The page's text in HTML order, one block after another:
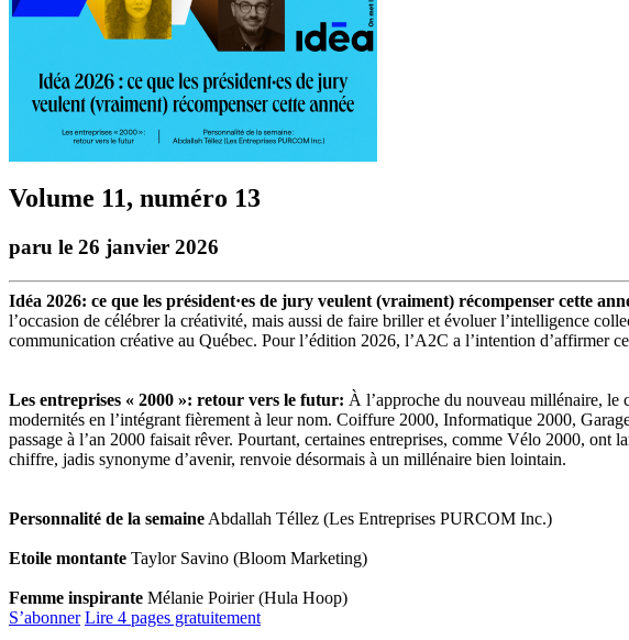
Volume 11, numéro 13
paru le 26 janvier 2026
Idéa 2026: ce que les président·es de jury veulent (vraiment) récompenser cette
l’occasion de célébrer la créativité, mais aussi de faire briller et évoluer l’intelligence
communication créative au Québec. Pour l’édition 2026, l’A2C a l’intention d’affirmer
Les entreprises « 2000 »: retour vers le futur: À l’approche du nouveau millénaire, le
modernités en l’intégrant fièrement à leur nom. Coiffure 2000, Informatique 2000,
passage à l’an 2000 faisait rêver. Pourtant, certaines entreprises, comme Vélo 2000, ont
chiffre, jadis synonyme d’avenir, renvoie désormais à un millénaire bien lointain.
Personnalité de la semaine Abdallah Téllez (Les Entreprises PURCOM Inc.)
Etoile montante Taylor Savino (Bloom Marketing)
Femme inspirante Mélanie Poirier (Hula Hoop)
S’abonner Lire 4 pages gratuitement